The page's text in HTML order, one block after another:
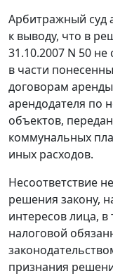
Арбитражный суд
к выводу, что в
31.10.2007 N 50
в части
договорам
арендодателя по
объектов,
коммунальных
иных расходов.
Несоответствие
решения закону,
интересов лица,
налоговой
признания